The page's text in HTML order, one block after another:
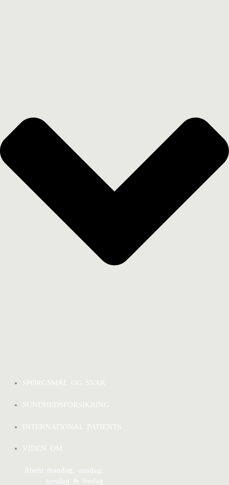
SPØRGSMÅL OG SVAR
SUNDHEDSFORSIKRING
INTERNATIONAL PATIENTS
VIDEN OM
Åbent mandag, onsdag,
torsdag & fredag